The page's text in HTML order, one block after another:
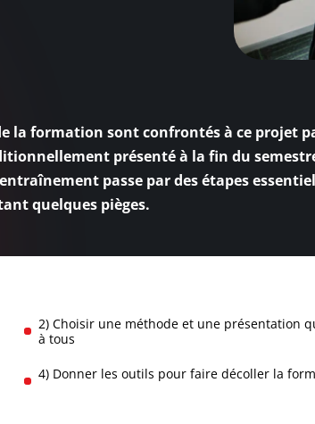
la formation sont confrontés à ce projet
présenté à la fin du
passe par des étapes
quelques pièges.
2) Choisir une méthode et une présentation
à tous
4) Donner les outils pour faire décoller la